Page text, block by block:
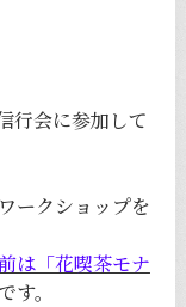
行会に参加して
ークショップを
は「花喫茶モナ
す。